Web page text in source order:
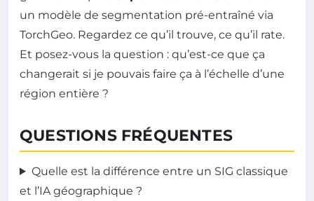
un modèle de segmentation pré-entraîné via
TorchGeo. Regardez ce qu’il trouve, ce qu’il rate.
Et posez-vous la question : qu’est-ce que ça
changerait si je pouvais faire ça à l’échelle d’une
région entière ?
QUESTIONS FRÉQUENTES
Quelle est la différence entre un SIG classique
et l’IA géographique ?